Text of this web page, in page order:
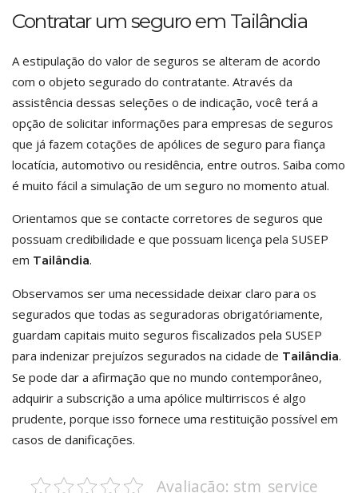
Contratar um seguro em Tailândia
A estipulação do valor de seguros se alteram de acordo
com o objeto segurado do contratante. Através da
assistência dessas seleções o de indicação, você terá a
opção de solicitar informações para empresas de seguros
que já fazem cotações de apólices de seguro para fiança
locatícia, automotivo ou residência, entre outros. Saiba como
é muito fácil a simulação de um seguro no momento atual.
Orientamos que se contacte corretores de seguros que
possuam credibilidade e que possuam licença pela SUSEP
em Tailândia.
Observamos ser uma necessidade deixar claro para os
segurados que todas as seguradoras obrigatóriamente,
guardam capitais muito seguros fiscalizados pela SUSEP
para indenizar prejuízos segurados na cidade de Tailândia.
Se pode dar a afirmação que no mundo contemporâneo,
adquirir a subscrição a uma apólice multirriscos é algo
prudente, porque isso fornece uma restituição possível em
casos de danificações.
Avaliação: stm_service